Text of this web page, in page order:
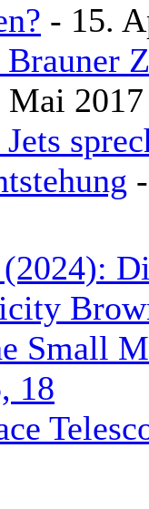
- 15.
Mai 2017
Small
18